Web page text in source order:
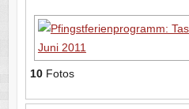
10Fotos